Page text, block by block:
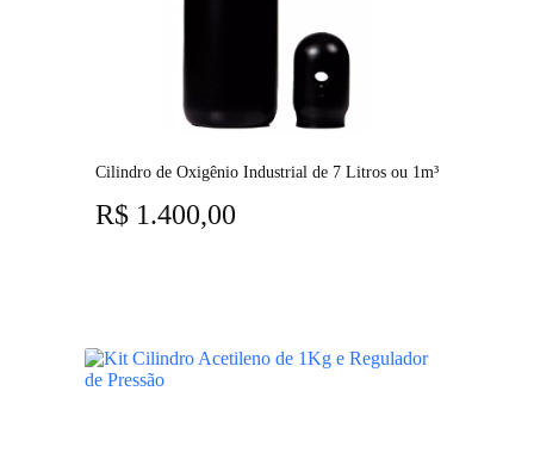
Cilindro de Oxigênio Industrial de 7 Litros ou 1m³
R$ 1.400,00